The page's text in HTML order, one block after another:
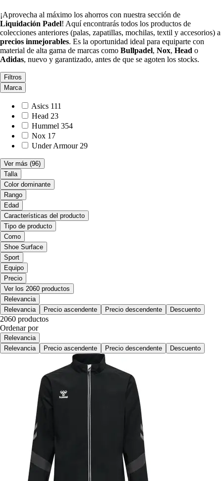
¡Aprovecha al máximo los ahorros con nuestra sección de
Liquidación Padel! Aquí encontrarás todos los productos de
colecciones anteriores (palas, zapatillas, mochilas, textil y accesorios) a
precios inmejorables. Es la oportunidad ideal para equiparte con
material de alta gama de marcas como Bullpadel, Nox, Head o
Adidas, nuevo y garantizado, antes de que se agoten los stocks.
Filtros
Marca
Asics 111
Head 23
Hummel 354
Nox 17
Under Armour 29
Ver más (96)
Talla
Color dominante
Rango
Edad
Características del producto
Tipo de producto
Como
Shoe Surface
Sport
Equipo
Precio
Ver los 2060 productos
Relevancia
Relevancia
Precio ascendente Precio descendente Descuento
2060 productos
Ordenar por
Relevancia
Relevancia
Precio ascendente Precio descendente Descuento